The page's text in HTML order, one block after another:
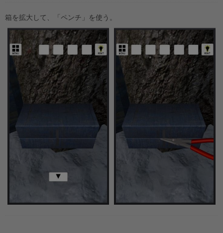
箱を拡大して、「ペンチ」を使う。